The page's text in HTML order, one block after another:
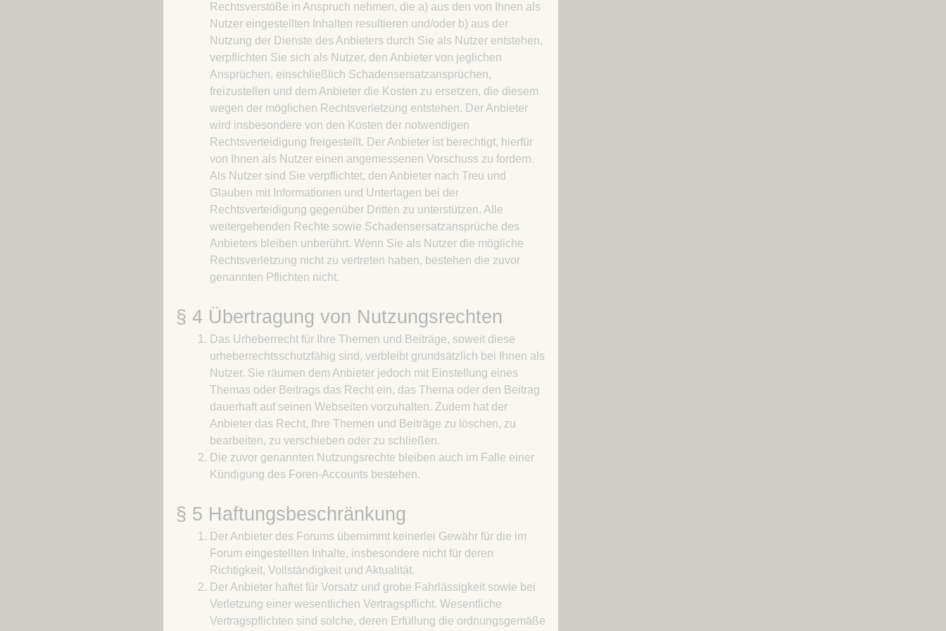
Rechtsverstöße in Anspruch nehmen, die a) aus den von Ihnen als
Nutzer eingestellten Inhalten resultieren und/oder b) aus der
Nutzung der Dienste des Anbieters durch Sie als Nutzer entstehen,
verpflichten Sie sich als Nutzer, den Anbieter von jeglichen
Ansprüchen, einschließlich Schadensersatzansprüchen,
freizustellen und dem Anbieter die Kosten zu ersetzen, die diesem
wegen der möglichen Rechtsverletzung entstehen. Der Anbieter
wird insbesondere von den Kosten der notwendigen
Rechtsverteidigung freigestellt. Der Anbieter ist berechtigt, hierfür
von Ihnen als Nutzer einen angemessenen Vorschuss zu fordern.
Als Nutzer sind Sie verpflichtet, den Anbieter nach Treu und
Glauben mit Informationen und Unterlagen bei der
Rechtsverteidigung gegenüber Dritten zu unterstützen. Alle
weitergehenden Rechte sowie Schadensersatzansprüche des
Anbieters bleiben unberührt. Wenn Sie als Nutzer die mögliche
Rechtsverletzung nicht zu vertreten haben, bestehen die zuvor
genannten Pflichten nicht.
§ 4 Übertragung von Nutzungsrechten
Das Urheberrecht für Ihre Themen und Beiträge, soweit diese
urheberrechtsschutzfähig sind, verbleibt grundsätzlich bei Ihnen als
Nutzer. Sie räumen dem Anbieter jedoch mit Einstellung eines
Themas oder Beitrags das Recht ein, das Thema oder den Beitrag
dauerhaft auf seinen Webseiten vorzuhalten. Zudem hat der
Anbieter das Recht, Ihre Themen und Beiträge zu löschen, zu
bearbeiten, zu verschieben oder zu schließen.
Die zuvor genannten Nutzungsrechte bleiben auch im Falle einer
Kündigung des Foren-Accounts bestehen.
§ 5 Haftungsbeschränkung
Der Anbieter des Forums übernimmt keinerlei Gewähr für die im
Forum eingestellten Inhalte, insbesondere nicht für deren
Richtigkeit, Vollständigkeit und Aktualität.
Der Anbieter haftet für Vorsatz und grobe Fahrlässigkeit sowie bei
Verletzung einer wesentlichen Vertragspflicht. Wesentliche
Vertragspflichten sind solche, deren Erfüllung die ordnungsgemäße